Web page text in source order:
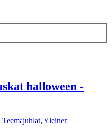
halloween -
Teemajuhlat, Yleinen